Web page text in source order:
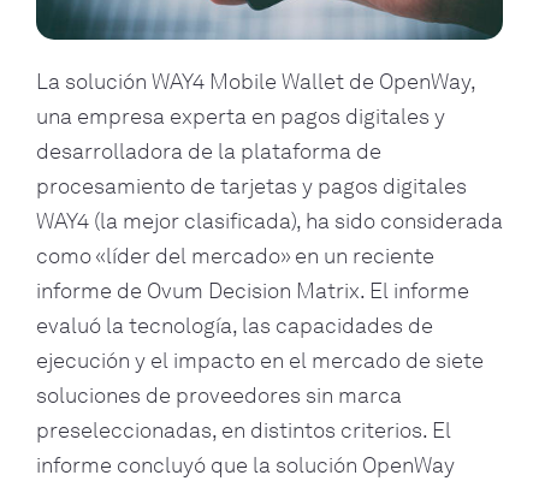
La solución WAY4 Mobile Wallet de OpenWay,
una empresa experta en pagos digitales y
desarrolladora de la plataforma de
procesamiento de tarjetas y pagos digitales
WAY4 (la mejor clasificada), ha sido considerada
como «líder del mercado» en un reciente
informe de Ovum Decision Matrix. El informe
evaluó la tecnología, las capacidades de
ejecución y el impacto en el mercado de siete
soluciones de proveedores sin marca
preseleccionadas, en distintos criterios. El
informe concluyó que la solución OpenWay